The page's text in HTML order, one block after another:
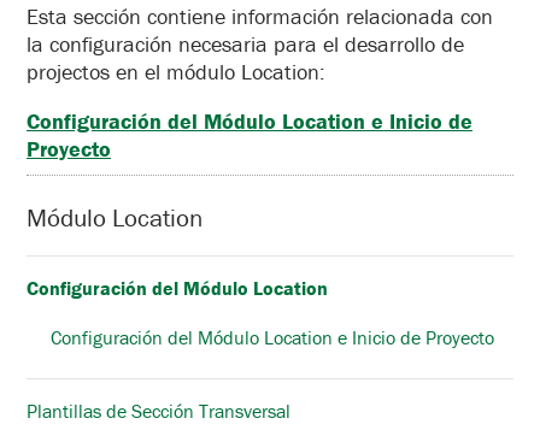
Esta sección contiene información relacionada con
la configuración necesaria para el desarrollo de
projectos en el módulo Location:
Configuración del Módulo Location e Inicio de
Proyecto
Módulo Location
Configuración del Módulo Location
Configuración del Módulo Location e Inicio de Proyecto
Plantillas de Sección Transversal